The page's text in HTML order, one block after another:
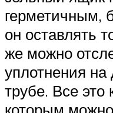
герметичным,
он оставлять
же можно
уплотнения
трубе. Все это